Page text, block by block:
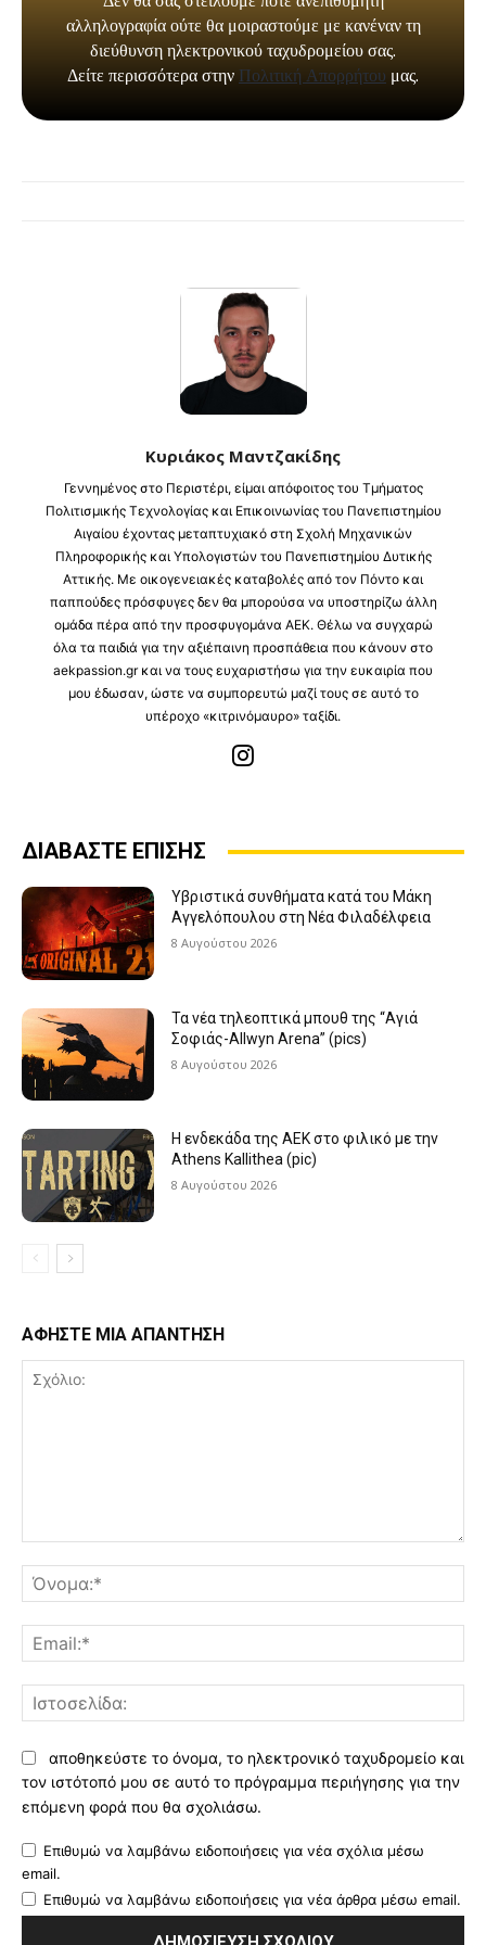
Κυριάκος Μαντζακίδης
Γεννημένος στο Περιστέρι, είμαι απόφοιτος του Τμήματος
Πολιτισμικής Τεχνολογίας και Επικοινωνίας του Πανεπιστημίου
Αιγαίου έχοντας μεταπτυχιακό στη Σχολή Μηχανικών
Πληροφορικής και Υπολογιστών του Πανεπιστημίου Δυτικής
Αττικής. Με οικογενειακές καταβολές από τον Πόντο και
παππούδες πρόσφυγες δεν θα μπορούσα να υποστηρίζω άλλη
ομάδα πέρα από την προσφυγομάνα ΑΕΚ. Θέλω να συγχαρώ
όλα τα παιδιά για την αξιέπαινη προσπάθεια που κάνουν στο
aekpassion.gr και να τους ευχαριστήσω για την ευκαιρία που
μου έδωσαν, ώστε να συμπορευτώ μαζί τους σε αυτό το
υπέροχο «κιτρινόμαυρο» ταξίδι.
ΔΙΑΒΑΣΤΕ ΕΠΙΣΗΣ
Υβριστικά συνθήματα κατά του Μάκη
Αγγελόπουλου στη Νέα Φιλαδέλφεια
8 Αυγούστου 2026
Τα νέα τηλεοπτικά μπουθ της “Αγιά
Σοφιάς-Allwyn Arena” (pics)
8 Αυγούστου 2026
Η ενδεκάδα της ΑΕΚ στο φιλικό με την
Athens Kallithea (pic)
8 Αυγούστου 2026
ΑΦΗΣΤΕ ΜΙΑ ΑΠΑΝΤΗΣΗ
αποθηκεύστε το όνομα, το ηλεκτρονικό ταχυδρομείο και
τον ιστότοπό μου σε αυτό το πρόγραμμα περιήγησης για την
επόμενη φορά που θα σχολιάσω.
Επιθυμώ να λαμβάνω ειδοποιήσεις για νέα σχόλια μέσω
email.
Επιθυμώ να λαμβάνω ειδοποιήσεις για νέα άρθρα μέσω email.